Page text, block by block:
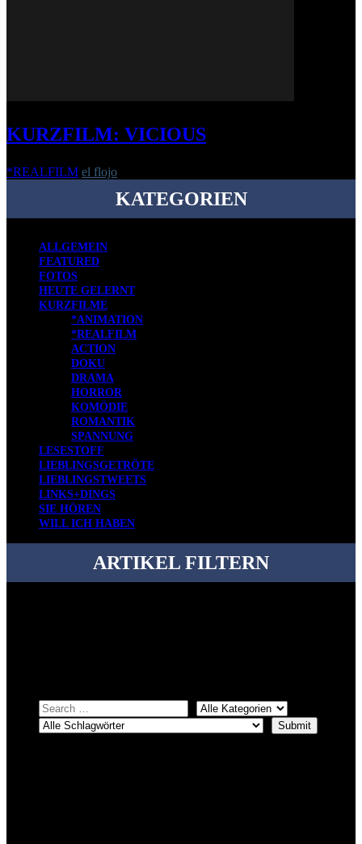
KURZFILM: VICIOUS
*REALFILM el flojo
KATEGORIEN
ALLGEMEIN
FEATURED
FOTOS
HEUTE GELERNT
KURZFILME
*ANIMATION
*REALFILM
ACTION
DOKU
DRAMA
HORROR
KOMÖDIE
ROMANTIK
SPANNUNG
LESESTOFF
LIEBLINGSGETRÖTE
LIEBLINGSTWEETS
LINKS+DINGS
SIE HÖREN
WILL ICH HABEN
ARTIKEL FILTERN